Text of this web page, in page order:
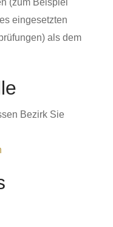
(zum Beispiel
eingesetzten
als dem
Bezirk Sie